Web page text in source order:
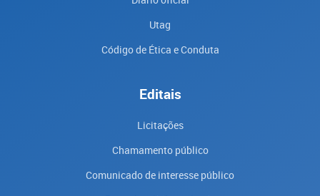
Utag
Código de Ética e Conduta
Editais
Licitações
Chamamento público
Comunicado de interesse público